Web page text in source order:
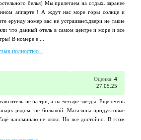
белья) Мы прилетаем на отдых..заранее
аппарте ! А ждут нас море горы солнце и
ерунду номер вас не устраивает.двери не такие
что данный отель в самом центре и море и все
В номере е ...
полностью...
Оценка: 4
27.05.25
отель не на три, а на четыре звезды. Ещё очень
рядом, не большой. Магазины продуктовые
напоминаю не люкс. Но всё достойно. В этом